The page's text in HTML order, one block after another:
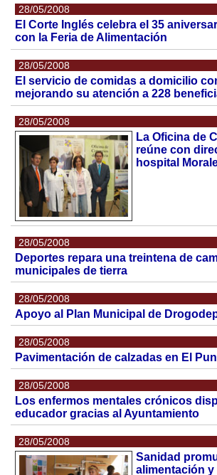
28/05/2008
El Corte Inglés celebra el 35
con la Feria de Alimentación
28/05/2008
El servicio de comidas a domicilio
mejorando su atención a 228
28/05/2008
La Oficina de
reúne con
hospital
28/05/2008
Deportes repara una treintena de
municipales de tierra
28/05/2008
Apoyo al Plan Municipal de
28/05/2008
Pavimentación de calzadas en El
28/05/2008
Los enfermos mentales crónicos
educador gracias al Ayuntamiento
28/05/2008
Sanidad
alimentación y